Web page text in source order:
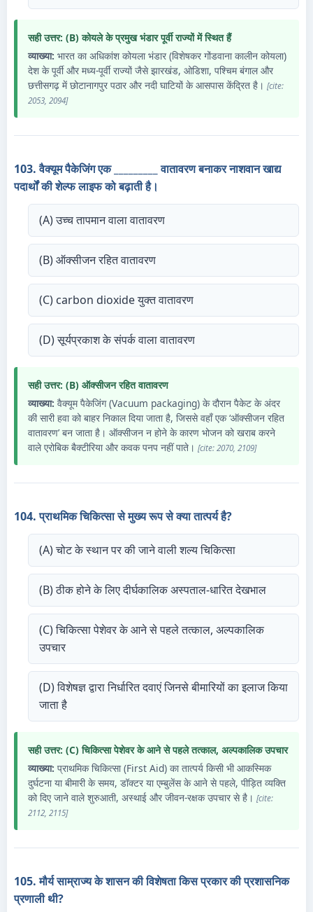
सही उत्तर: (B) कोयले के प्रमुख भंडार पूर्वी राज्यों में स्थित हैं
व्याख्या: भारत का अधिकांश कोयला भंडार (विशेषकर गोंडवाना कालीन कोयला)
देश के पूर्वी और मध्य-पूर्वी राज्यों जैसे झारखंड, ओडिशा, पश्चिम बंगाल और
छत्तीसगढ़ में छोटानागपुर पठार और नदी घाटियों के आसपास केंद्रित है। [cite:
2053, 2094]
103. वैक्यूम पैकेजिंग एक _________ वातावरण बनाकर नाशवान खाद्य
पदार्थों की शेल्फ लाइफ को बढ़ाती है।
(A) उच्च तापमान वाला वातावरण
(B) ऑक्सीजन रहित वातावरण
(C) carbon dioxide युक्त वातावरण
(D) सूर्यप्रकाश के संपर्क वाला वातावरण
सही उत्तर: (B) ऑक्सीजन रहित वातावरण
व्याख्या: वैक्यूम पैकेजिंग (Vacuum packaging) के दौरान पैकेट के अंदर
की सारी हवा को बाहर निकाल दिया जाता है, जिससे वहाँ एक ‘ऑक्सीजन रहित
वातावरण’ बन जाता है। ऑक्सीजन न होने के कारण भोजन को खराब करने
वाले एरोबिक बैक्टीरिया और कवक पनप नहीं पाते। [cite: 2070, 2109]
104. प्राथमिक चिकित्सा से मुख्य रूप से क्या तात्पर्य है?
(A) चोट के स्थान पर की जाने वाली शल्य चिकित्सा
(B) ठीक होने के लिए दीर्घकालिक अस्पताल-धारित देखभाल
(C) चिकित्सा पेशेवर के आने से पहले तत्काल, अल्पकालिक
उपचार
(D) विशेषज्ञ द्वारा निर्धारित दवाएं जिनसे बीमारियों का इलाज किया
जाता है
सही उत्तर: (C) चिकित्सा पेशेवर के आने से पहले तत्काल, अल्पकालिक उपचार
व्याख्या: प्राथमिक चिकित्सा (First Aid) का तात्पर्य किसी भी आकस्मिक
दुर्घटना या बीमारी के समय, डॉक्टर या एम्बुलेंस के आने से पहले, पीड़ित व्यक्ति
को दिए जाने वाले शुरुआती, अस्थाई और जीवन-रक्षक उपचार से है। [cite:
2112, 2115]
105. मौर्य साम्राज्य के शासन की विशेषता किस प्रकार की प्रशासनिक
प्रणाली थी?